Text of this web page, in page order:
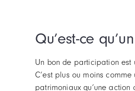
Qu’est-ce
Un bon de participation est
C’est plus ou moins
patrimoniaux qu’une action